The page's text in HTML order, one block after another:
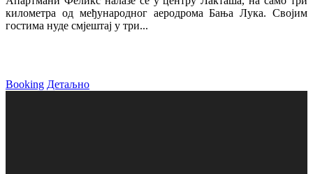
километра од међународног аеродрома Бања Лука. Својим
гостима нуде смјештај у три...
Booking Детаљно